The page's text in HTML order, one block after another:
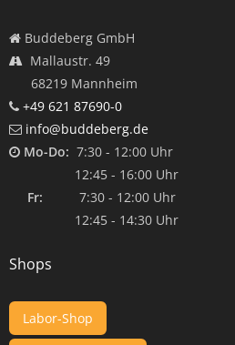
Buddeberg GmbH
Mallaustr. 49
68219 Mannheim
+49 621 87690-0
info@buddeberg.de
Mo-Do: 7:30 - 12:00 Uhr
12:45 - 16:00 Uhr
Fr: 7:30 - 12:00 Uhr
12:45 - 14:30 Uhr
Shops
Labor-Shop